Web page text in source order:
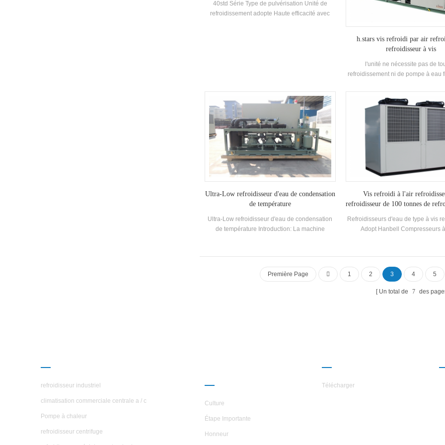
40std Série Type de pulvérisation Unité de
refroidissement adopte Haute efficacité avec
h.stars vis refroidi par air
refroidisseur à vis
l'unité ne nécessite pas de
refroidissement ni de pompe à eau
entretenir. un refroidisseur
pour la réfrigération / le
petite à moyenne.
Ultra-Low refroidisseur d'eau de condensation
de température
Ultra-Low refroidisseur d'eau de condensation
de température Introduction: La machine
Applications. Il y a 52 spécifications standard
pour la unité. Marque: Hstars Capacité de
refroidissement Range: 120.3kw ~ 1000kw
Vis refroidi à l'air
refroidisseur de 100 tonnes de
récupération)
Refroidisseurs d'eau de type à vis
Adopt Hanbell Compresseurs
refroidies par voie refroidie les
d'eausont de haute qualité avec
Première Page 1 2 3 4 5
Un total de 7 des
refroidisseur industriel
climatisation commerciale centrale a / c
Pompe à chaleur
refroidisseur centrifuge
Culture
Étape Importante
Honneur
Télécharger